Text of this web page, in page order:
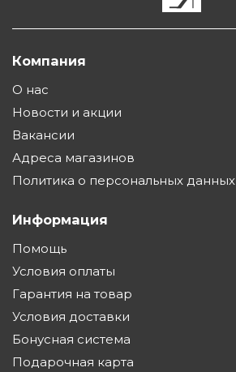
Компания
О нас
Новости и акции
Вакансии
Адреса магазинов
Политика о персональных данных
Информация
Помощь
Условия оплаты
Гарантия на товар
Условия доставки
Бонусная система
Подарочная карта